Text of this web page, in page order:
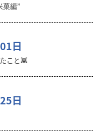
菓編”
日
こと👾
日